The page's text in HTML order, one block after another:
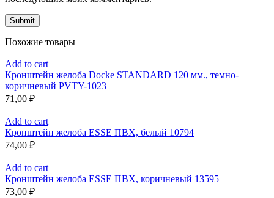
Похожие товары
Add to cart
Кронштейн желоба Docke STANDARD 120 мм., темно-
коричневый PVTY-1023
71,00 ₽
Add to cart
Кронштейн желоба ESSE ПВХ, белый 10794
74,00 ₽
Add to cart
Кронштейн желоба ESSE ПВХ, коричневый 13595
73,00 ₽